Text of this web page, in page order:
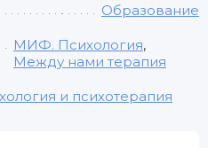
Образование
МИФ. Психология,
Между нами терапия
и психотерапия